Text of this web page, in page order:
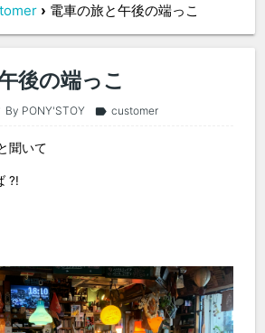
› 電車の旅と午後の端っこ
後の端っこ
By PONY'STOY label customer
聞いて
?!